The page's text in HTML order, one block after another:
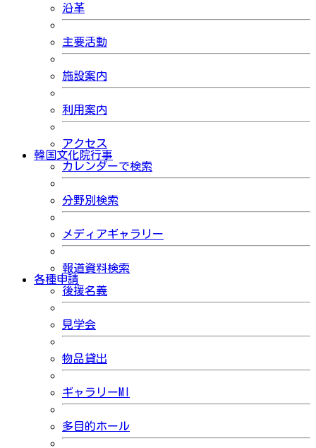
沿革
主要活動
施設案内
利用案内
アクセス
韓国文化院行事
カレンダーで検索
分野別検索
メディアギャラリー
報道資料検索
各種申請
後援名義
見学会
物品貸出
ギャラリーMI
多目的ホール